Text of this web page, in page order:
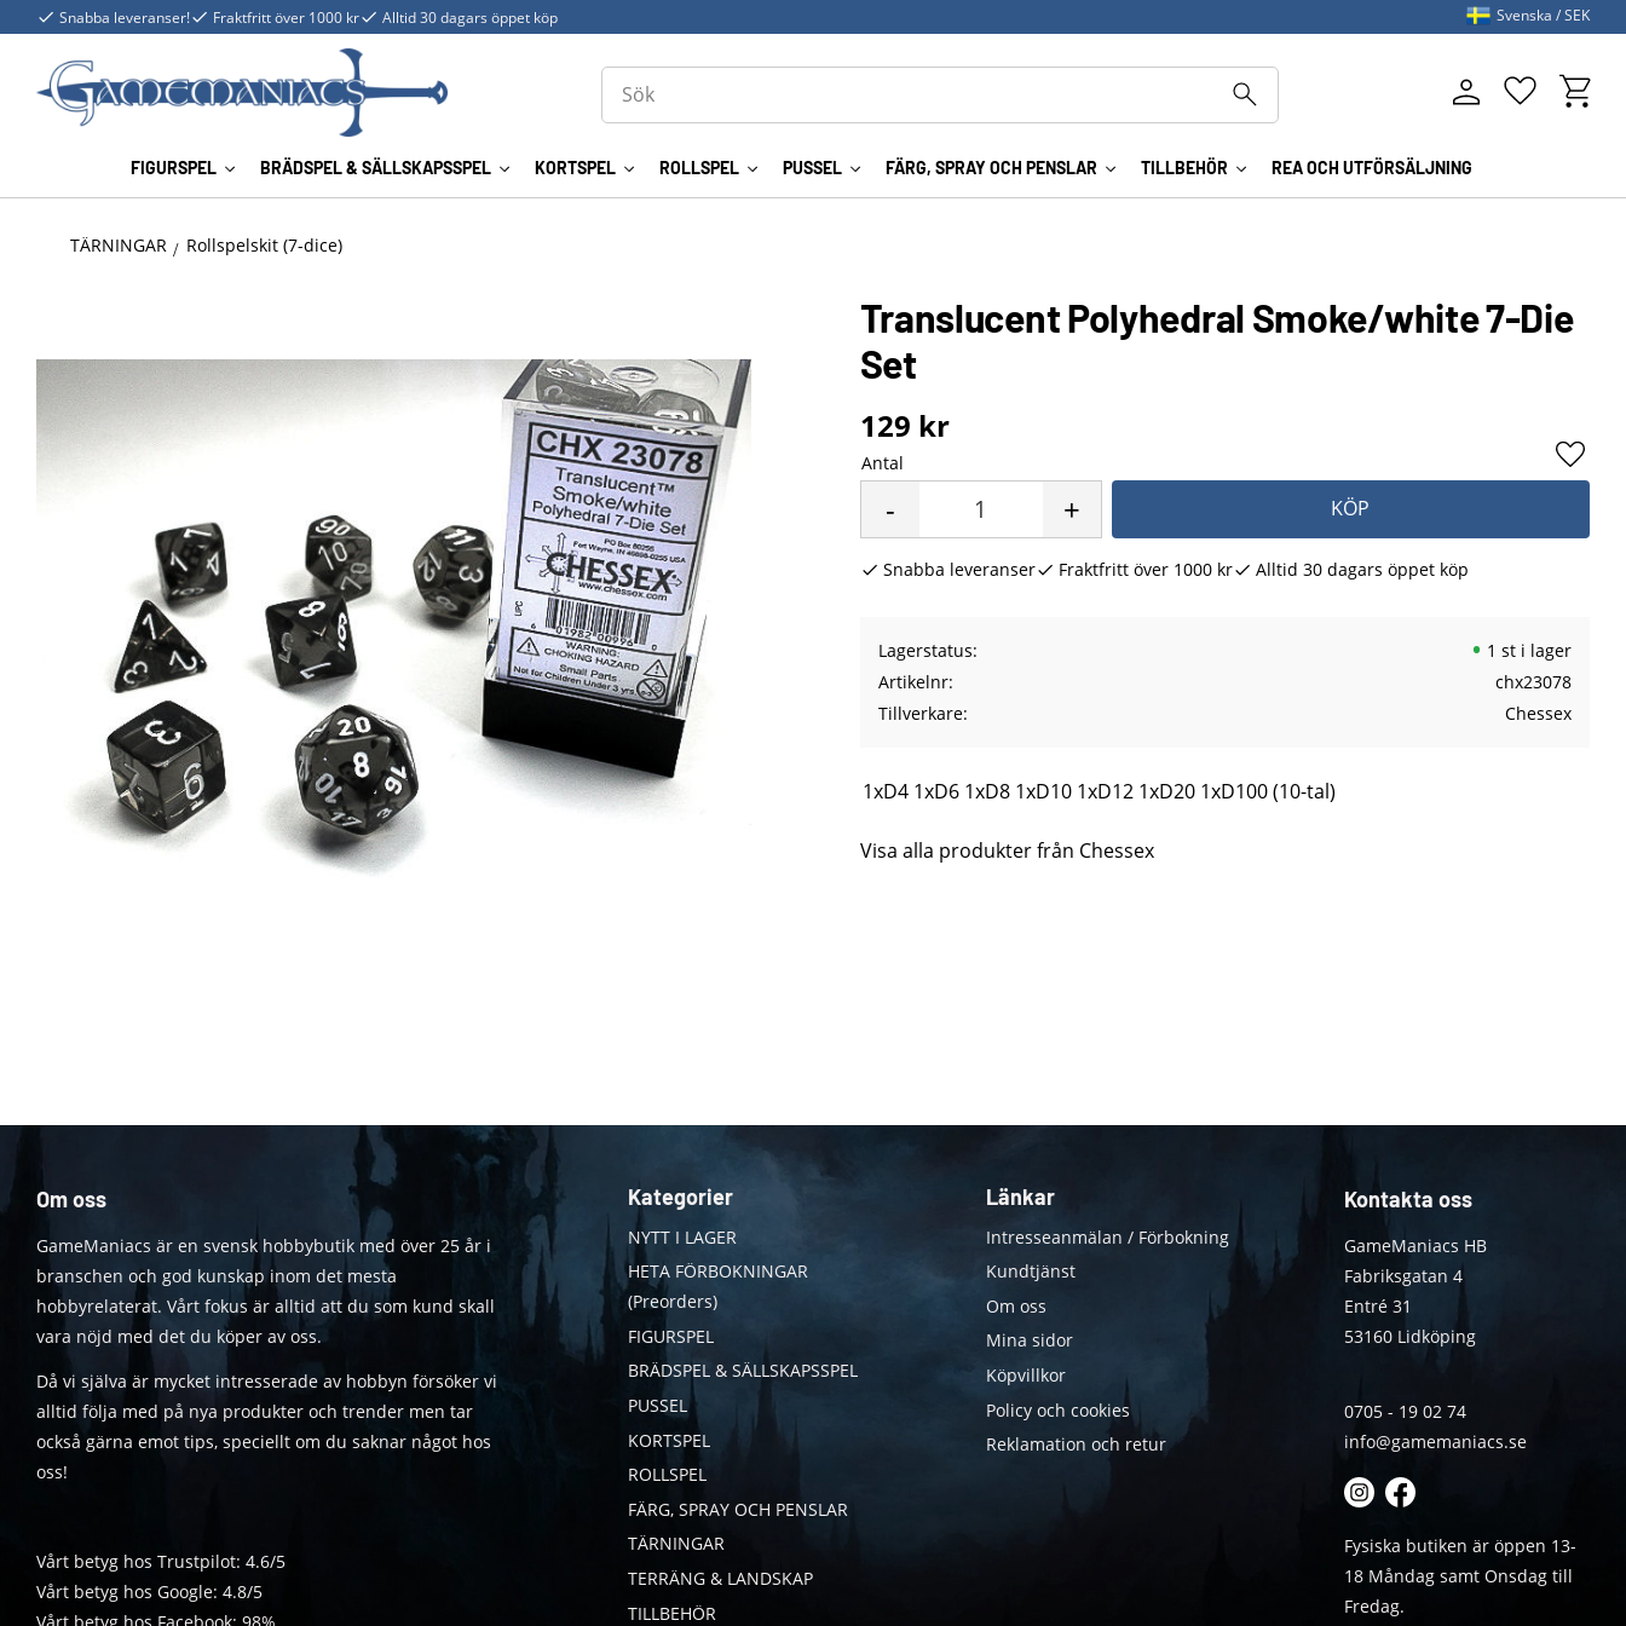
Snabba leveranser! Fraktfritt över 1000 kr Alltid 30 dagars öppet köp
FIGURSPEL BRÄDSPEL & SÄLLSKAPSSPEL KORTSPEL ROLLSPEL PUSSEL FÄRG, SPRAY OCH PENSLAR TILLBEHÖR REA OCH UTFÖRSÄLJNING
Favoriter
Svenska SEK
TÄRNINGAR Rollspelskit (7-dice)
Translucent Polyhedral Smoke/white 7-Die
Set
129 kr
Antal
+
- KÖP
Lägg
Snabba leveranser Fraktfritt över 1000 kr Alltid 30 dagars öppet köp
Lagerstatus
1 st i lager
Artikelnr
chx23078
Tillverkare
Chessex
1xD4 1xD6 1xD8 1xD10 1xD12 1xD20 1xD100 (10-tal)
Visa alla produkter från Chessex
Om oss
GameManiacs är en svensk hobbybutik med över 25 år i
branschen och god kunskap inom det mesta
hobbyrelaterat. Vårt fokus är alltid att du som kund skall
vara nöjd med det du köper av oss.
Då vi själva är mycket intresserade av hobbyn försöker vi
alltid följa med på nya produkter och trender men tar
också gärna emot tips, speciellt om du saknar något hos
oss!
Vårt betyg hos Trustpilot: 4.6/5
Vårt betyg hos Google: 4.8/5
Kategorier
NYTT I LAGER
HETA FÖRBOKNINGAR
(Preorders)
FIGURSPEL
BRÄDSPEL & SÄLLSKAPSSPEL
PUSSEL
KORTSPEL
ROLLSPEL
FÄRG, SPRAY OCH PENSLAR
TÄRNINGAR
TERRÄNG & LANDSKAP
TILLBEHÖR
Länkar
Intresseanmälan / Förbokning
Kundtjänst
Om oss
Mina sidor
Köpvillkor
Policy och cookies
Reklamation och retur
Kontakta oss
GameManiacs HB
Fabriksgatan 4
Entré 31
53160 Lidköping
0705 - 19 02 74
info@gamemaniacs.se
Fysiska butiken är öppen 13-
18 Måndag samt Onsdag till
Fredag.